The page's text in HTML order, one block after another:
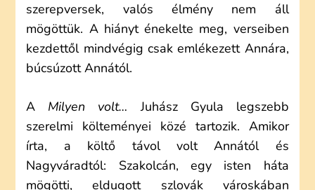
szerepversek, valós élmény nem áll
mögöttük. A hiányt énekelte meg, verseiben
kezdettől mindvégig csak emlékezett Annára,
búcsúzott Annától.
A Milyen volt… Juhász Gyula legszebb
szerelmi költeményei közé tartozik. Amikor
írta, a költő távol volt Annától és
Nagyváradtól: Szakolcán, egy isten háta
mögötti, eldugott szlovák városkában